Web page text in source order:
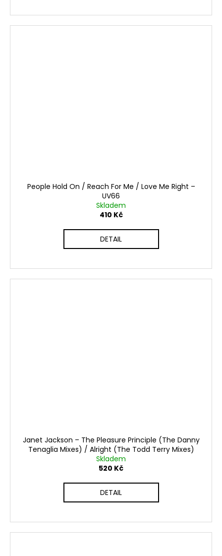
People Hold On / Reach For Me / Love Me Right –
UV66
Skladem
410 Kč
DETAIL
Janet Jackson ‎– The Pleasure Principle (The Danny
Tenaglia Mixes) / Alright (The Todd Terry Mixes)
Skladem
520 Kč
DETAIL